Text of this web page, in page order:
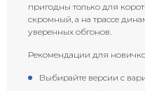
пригодны только для
скромный, а на трассе
уверенных обгонов.
Рекомендации для
Выбирайте версии с